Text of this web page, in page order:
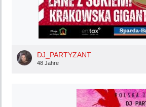
DJ_PARTYZANT
48 Jahre